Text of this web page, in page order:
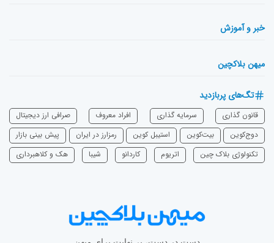
خبر و آموزش
میهن بلاکچین
تگ‌های پربازدید
قانون گذاری سرمایه‌ گذاری افراد معروف
صرافی ارز دیجیتال
دوج‌کوین
بیت‌کوین استیبل کوین رمزارز در ایران
پیش بینی بازار
تکنولوژی بلاک چین
اتریوم ‌کاردانو شیبا هک و کلاهبرداری